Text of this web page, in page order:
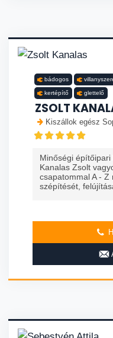
bádogos
kertépítő glettelő
ZSOLT
Kiszállok egész
Minőségi építőipari
Kanalas Zsolt
csapatommal A - Z
szépítését,